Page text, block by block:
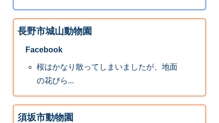
長野市城山動物園
Facebook
桜はかなり散ってしまいましたが、地面
の花びら...
須坂市動物園